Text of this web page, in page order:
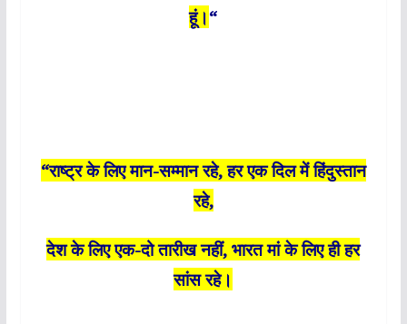
हूं। “
“राष्ट्र के लिए मान-सम्मान रहे, हर एक दिल में हिंदुस्तान
रहे,
देश के लिए एक-दो तारीख नहीं, भारत मां के लिए ही हर
सांस रहे।